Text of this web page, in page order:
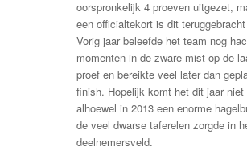
oorspronkelijk 4 proeven uitgezet,
een officialtekort is dit
Vorig jaar beleefde het team nog
momenten in de zware mist op de
proef en bereikte veel later dan
finish. Hopelijk komt het dit jaar niet
alhoewel in 2013 een enorme
de veel dwarse taferelen zorgde in
deelnemersveld.